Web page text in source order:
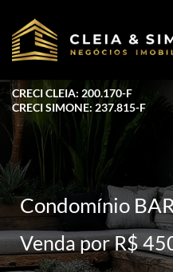
CRECI CLEIA: 200.170-F
CRECI SIMONE: 237.815-F
Condomínio
Venda por R$